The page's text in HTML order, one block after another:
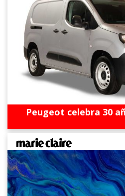
Peugeot celebra 30